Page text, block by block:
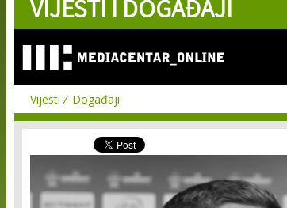
VIJESTI I DOGAĐAJI
Vijesti Događaji